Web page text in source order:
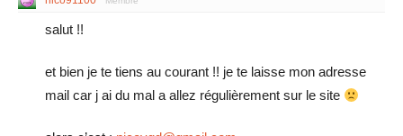
salut !!
et bien je te tiens au courant !! je te laisse mon adresse
mail car j ai du mal a allez régulièrement sur le site